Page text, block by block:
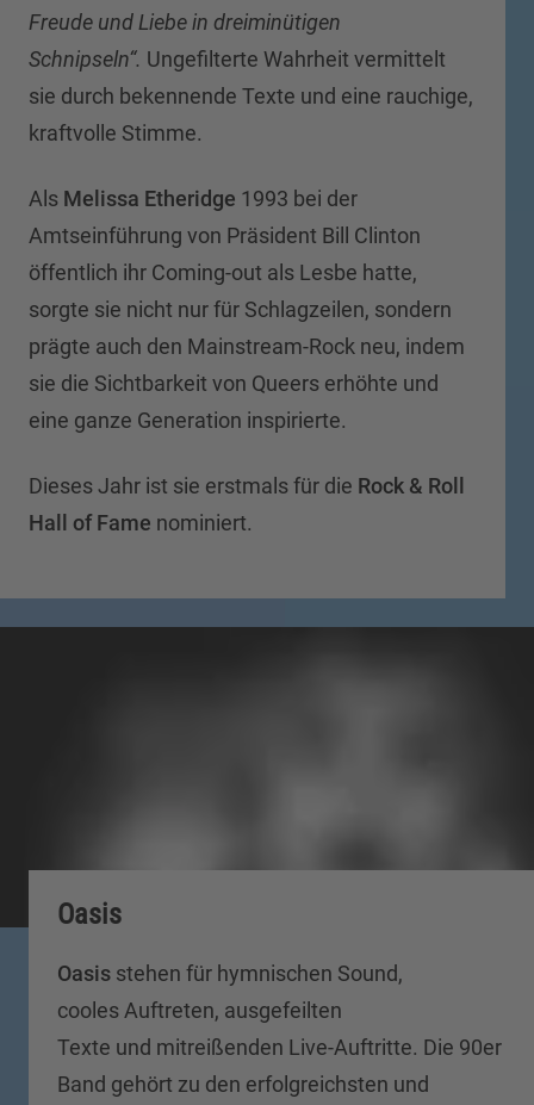
Freude und Liebe in dreiminütigen
Schnipseln“. Ungefilterte Wahrheit vermittelt
sie durch bekennende Texte und eine rauchige,
kraftvolle Stimme.
Als Melissa Etheridge 1993 bei der
Amtseinführung von Präsident Bill Clinton
öffentlich ihr Coming-out als Lesbe hatte,
sorgte sie nicht nur für Schlagzeilen, sondern
prägte auch den Mainstream-Rock neu, indem
sie die Sichtbarkeit von Queers erhöhte und
eine ganze Generation inspirierte.
Dieses Jahr ist sie erstmals für die Rock & Roll
Hall of Fame nominiert.
Oasis
Oasis stehen für hymnischen Sound,
cooles Auftreten, ausgefeilten
Texte und mitreißenden Live-Auftritte. Die 90er
Band gehört zu den erfolgreichsten und